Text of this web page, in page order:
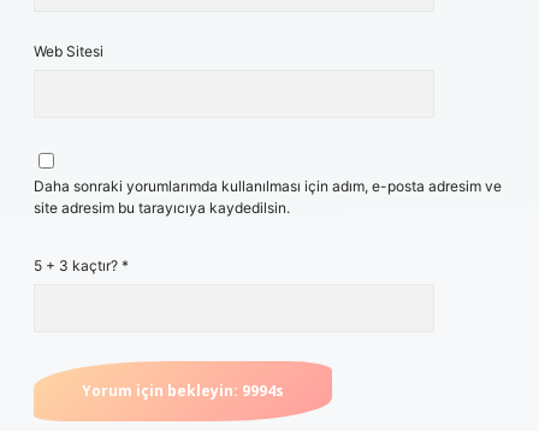
Web Sitesi
Daha sonraki yorumlarımda kullanılması için adım, e-posta adresim ve
site adresim bu tarayıcıya kaydedilsin.
5 + 3 kaçtır? *